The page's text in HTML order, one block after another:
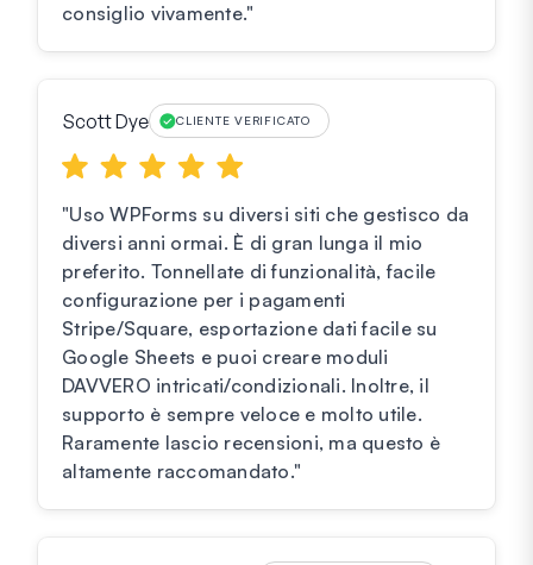
consiglio vivamente."
Scott Dye CLIENTE VERIFICATO
"Uso WPForms su diversi siti che gestisco da
diversi anni ormai. È di gran lunga il mio
preferito. Tonnellate di funzionalità, facile
configurazione per i pagamenti
Stripe/Square, esportazione dati facile su
Google Sheets e puoi creare moduli
DAVVERO intricati/condizionali. Inoltre, il
supporto è sempre veloce e molto utile.
Raramente lascio recensioni, ma questo è
altamente raccomandato."